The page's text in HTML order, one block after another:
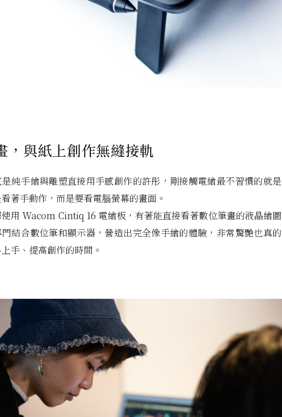
，與紙上創作無縫接軌
純手繪與雕塑直接用手感創作的許彤，剛接觸電繪最不習慣的就是
著手動作，而是要看電腦螢幕的畫面。
用 Wacom Cintiq 16 電繪板，有著能直接看著數位筆畫的液晶繪圖
結合數位筆和顯示器，營造出完全像手繪的體驗，非常驚艷也真的
手、提高創作的時間。